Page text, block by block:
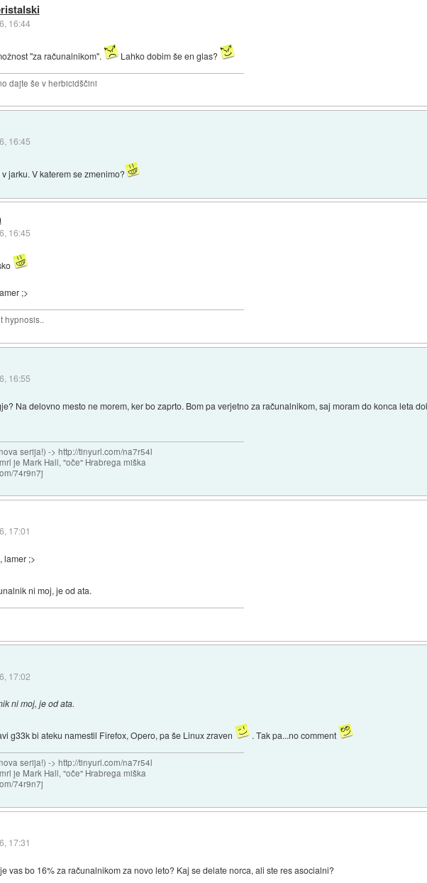
16:44
"za računalnikom". Lahko dobim še en glas?
dajte še v herbicidščini
16:45
jarku. V katerem se zmenimo?
16:45
;>
hypnosis..
16:55
Na delovno mesto ne morem, ker bo zaprto. Bom pa verjetno za računalnikom, saj moram do konca leta
serija!) -> http://tinyurl.com/na7r54l
je Mark Hall, "oče" Hrabrega miška
74r9n7j
17:01
lamer ;>
ni moj, je od ata.
17:02
ni moj, je od ata.
g33k bi ateku namestil Firefox, Opero, pa še Linux zraven . Tak pa...no comment
serija!) -> http://tinyurl.com/na7r54l
je Mark Hall, "oče" Hrabrega miška
74r9n7j
17:31
vas bo 16% za računalnikom za novo leto? Kaj se delate norca, ali ste res asocialni?